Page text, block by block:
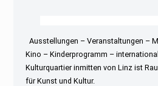
Ausstellungen – Veranstaltungen –
Kino – Kinderprogramm –
Kulturquartier inmitten von Linz ist
für Kunst und Kultur.